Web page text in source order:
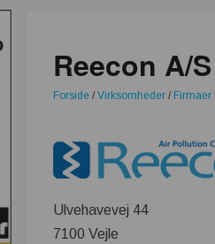
Reecon A/S
Forside /Virksomheder / Firmaer
Ulvehavevej 44
7100 Vejle